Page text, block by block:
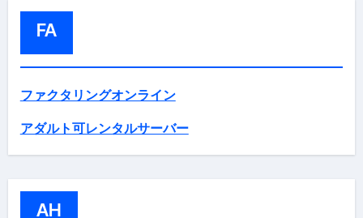
FA
ファクタリングオンライン
アダルト可レンタルサーバー
AH